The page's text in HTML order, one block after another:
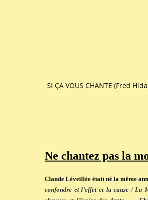
SI ÇA VOUS CHANTE (Fred
Ne chantez pas la
Claude Léveillée était né la même
confondre et l’effet et la cause / La